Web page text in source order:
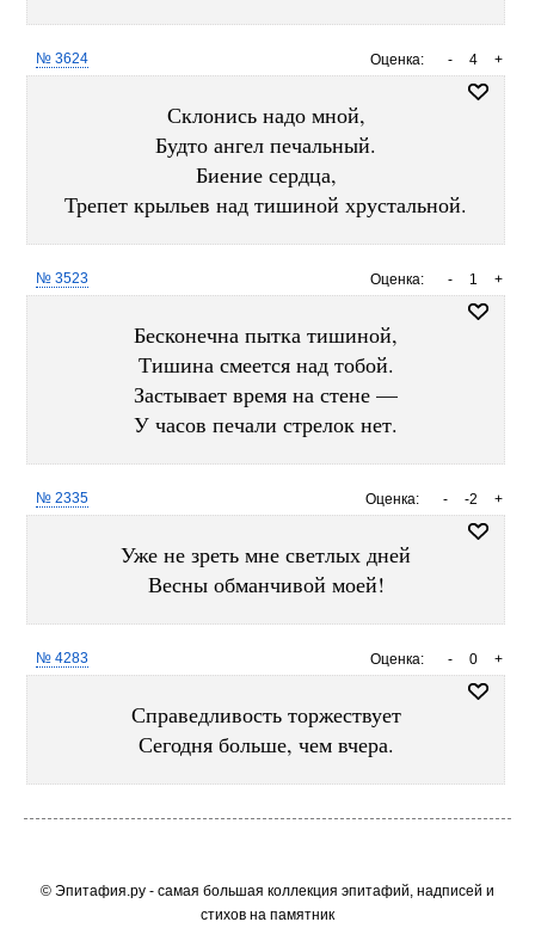
Оценка: +
4
-
№ 3624
Склонись надо мной,
Будто ангел печальный.
Биение сердца,
Трепет крыльев над тишиной хрустальной.
Оценка: +
1
-
№ 3523
Бесконечна пытка тишиной,
Тишина смеется над тобой.
Застывает время на стене —
У часов печали стрелок нет.
Оценка: +
-2
-
№ 2335
Уже не зреть мне светлых дней
Весны обманчивой моей!
Оценка: +
0
-
№ 4283
Справедливость торжествует
Сегодня больше, чем вчера.
© Эпитафия.ру - самая большая коллекция эпитафий, надписей и
стихов на памятник